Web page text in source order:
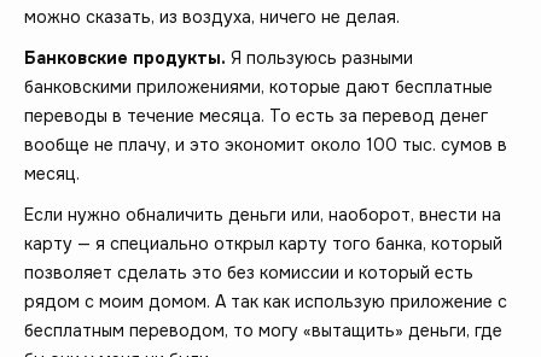
можно сказать, из воздуха, ничего не делая.
Банковские продукты. Я пользуюсь разными
банковскими приложениями, которые дают бесплатные
переводы в течение месяца. То есть за перевод денег
вообще не плачу, и это экономит около 100 тыс. сумов в
месяц.
Если нужно обналичить деньги или, наоборот, внести на
карту — я специально открыл карту того банка, который
позволяет сделать это без комиссии и который есть
рядом с моим домом. А так как использую приложение с
бесплатным переводом, то могу «вытащить» деньги, где